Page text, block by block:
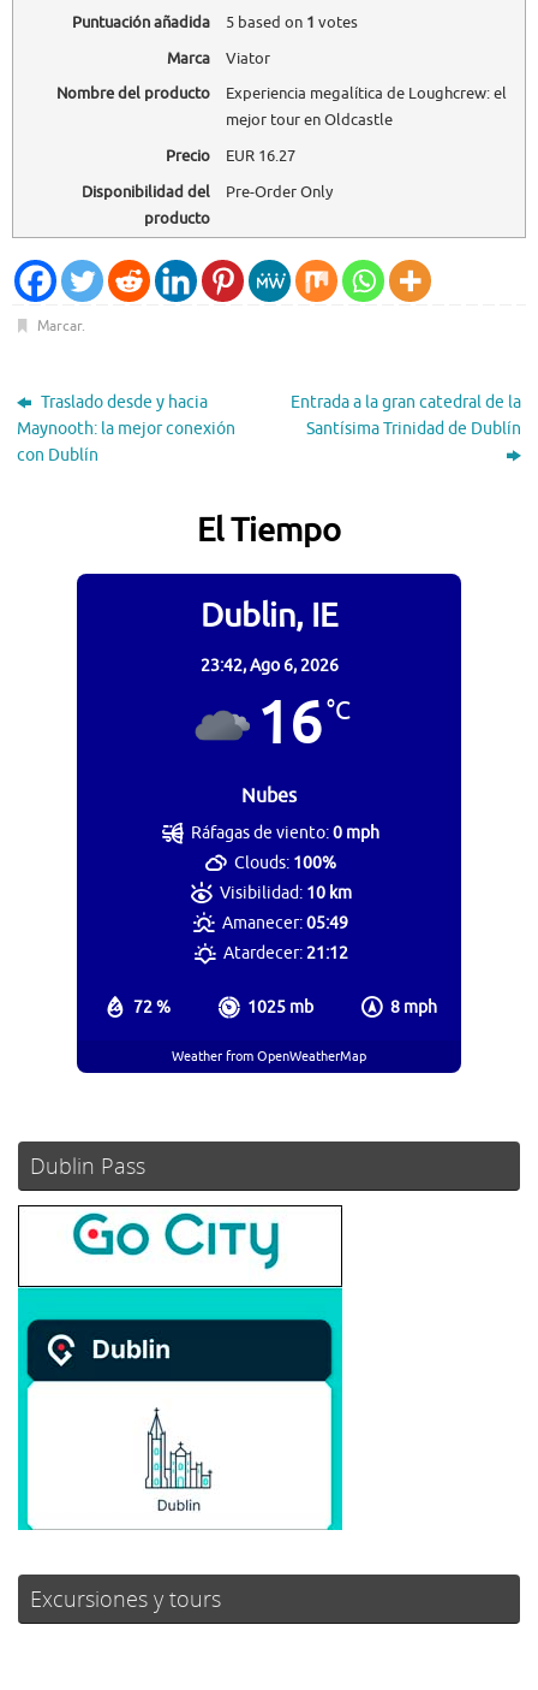
Puntuación añadida
5based on 1 votes
Marca
Viator
Nombre del producto
Experiencia megalítica de Loughcrew: el
mejor tour en Oldcastle
Precio
EUR16.27
Disponibilidad del
producto
Pre-Order Only
Marcar.
Traslado desde y hacia
Maynooth: la mejor conexión
con Dublín
Entrada a la gran catedral de la
Santísima Trinidad de Dublín
El Tiempo
Dublin, IE
23:42,Ago 6, 2026
16°C
Nubes
72 % 1025 mb 8 mph
Ráfagas de viento:0 mph
Clouds: 100%
Visibilidad: 10 km
Amanecer:05:49
Atardecer:21:12
Weather from OpenWeatherMap
Dublin Pass
Excursiones y tours